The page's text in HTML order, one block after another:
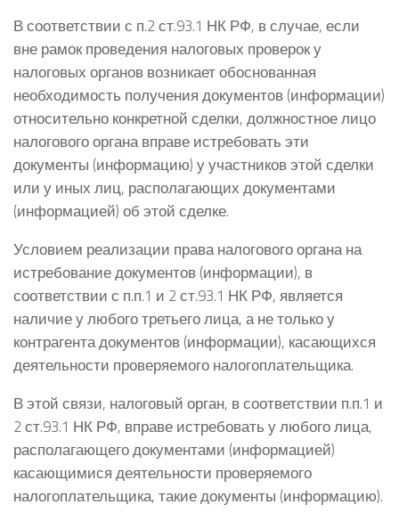
В соответствии с п.2 ст.93.1 НК РФ, в случае, если
вне рамок проведения налоговых проверок у
налоговых органов возникает обоснованная
необходимость получения документов (информации)
относительно конкретной сделки, должностное лицо
налогового органа вправе истребовать эти
документы (информацию) у участников этой сделки
или у иных лиц, располагающих документами
(информацией) об этой сделке.
Условием реализации права налогового органа на
истребование документов (информации), в
соответствии с п.п.1 и 2 ст.93.1 НК РФ, является
наличие у любого третьего лица, а не только у
контрагента документов (информации), касающихся
деятельности проверяемого налогоплательщика.
В этой связи, налоговый орган, в соответствии п.п.1 и
2 ст.93.1 НК РФ, вправе истребовать у любого лица,
располагающего документами (информацией)
касающимися деятельности проверяемого
налогоплательщика, такие документы (информацию).